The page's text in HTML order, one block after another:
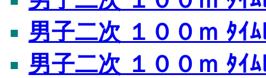
男子二次 １００ｍ ﾀｲﾑ
男子二次 １００ｍ ﾀｲﾑ